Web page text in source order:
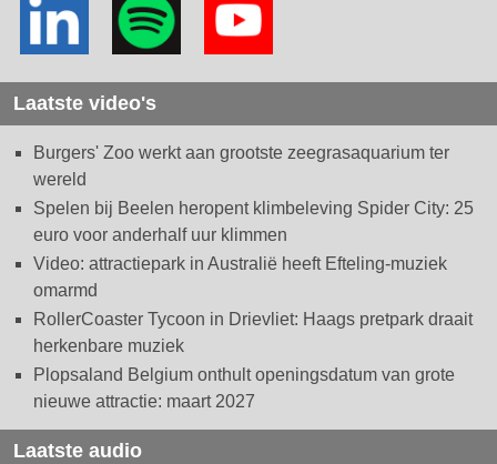
Laatste video's
Burgers' Zoo werkt aan grootste zeegrasaquarium ter
wereld
Spelen bij Beelen heropent klimbeleving Spider City: 25
euro voor anderhalf uur klimmen
Video: attractiepark in Australië heeft Efteling-muziek
omarmd
RollerCoaster Tycoon in Drievliet: Haags pretpark draait
herkenbare muziek
Plopsaland Belgium onthult openingsdatum van grote
nieuwe attractie: maart 2027
Laatste audio